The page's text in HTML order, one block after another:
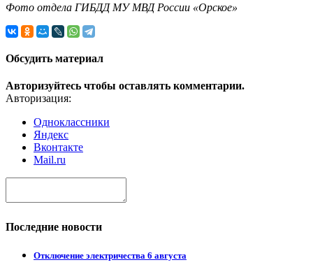
Фото отдела ГИБДД МУ МВД России «Орское»
Обсудить материал
Авторизуйтесь чтобы оставлять комментарии.
Авторизация:
Одноклассники
Яндекс
Вконтакте
Mail.ru
Последние новости
Отключение электричества 6 августа